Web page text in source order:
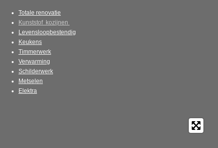
Totale renovatie
Kunststof kozijnen
Levensloopbestendig
Keukens
Timmerwerk
Verwarming
Schilderwerk
Metselen
Elektra